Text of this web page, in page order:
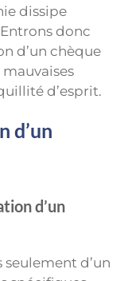
dissipe
donc
d’un chèque
mauvaises
d’esprit.
d’un
d’un
d’un